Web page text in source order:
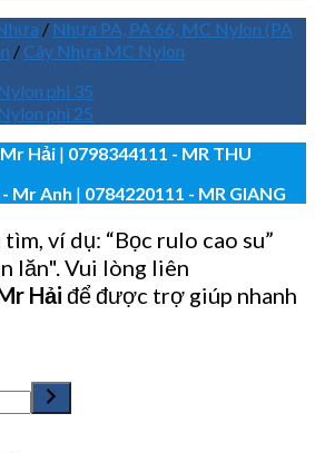
/ Nhựa PA, PA 66, MC Nylon (PA
/ Cây Nhựa MC Nylon
Hải | 0798344111 - MR THU
- Mr Anh | 0784220111 - MR GIANG
ví dụ: “Bọc rulo cao su”
lăn". Vui lòng liên
Hải để được trợ giúp nhanh